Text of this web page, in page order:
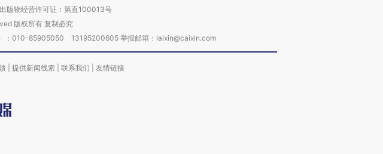
出版物经营许可证：第直100013号
版权所有 复制必究
）：010-85905050 13195200605 举报邮箱：laixin@caixin.com
提供新闻线索 联系我们 友情链接